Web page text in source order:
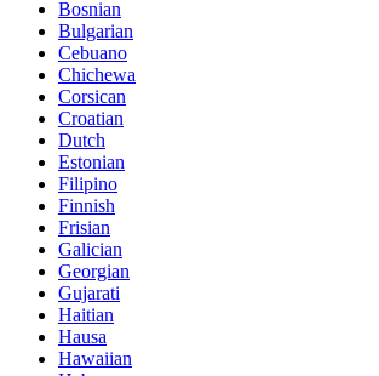
Bosnian
Bulgarian
Cebuano
Chichewa
Corsican
Croatian
Dutch
Estonian
Filipino
Finnish
Frisian
Galician
Georgian
Gujarati
Haitian
Hausa
Hawaiian